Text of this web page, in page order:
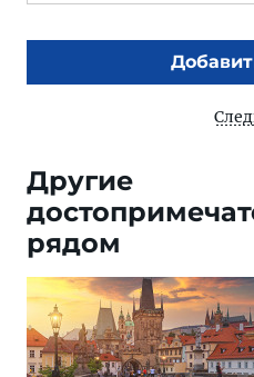
Другие
рядом